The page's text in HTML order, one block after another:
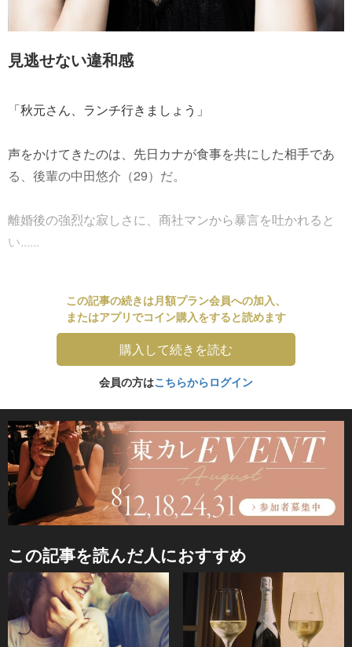
見逃せない違和感
「秋元さん、ランチ行きましょう」
声をかけてきたのは、先日カナが食事を共にした相手であ
る、後輩の中田悠介（29）だ。
離婚後の強烈な寂しさに、商社マンから暴言を吐かれると
い......
この記事の続きは月額プラン会員への加入、
またはアプリでコイン購入をすると読めます
購入して続きを読む
会員の方はこちらからログイン
この記事を読んだ人におすすめ